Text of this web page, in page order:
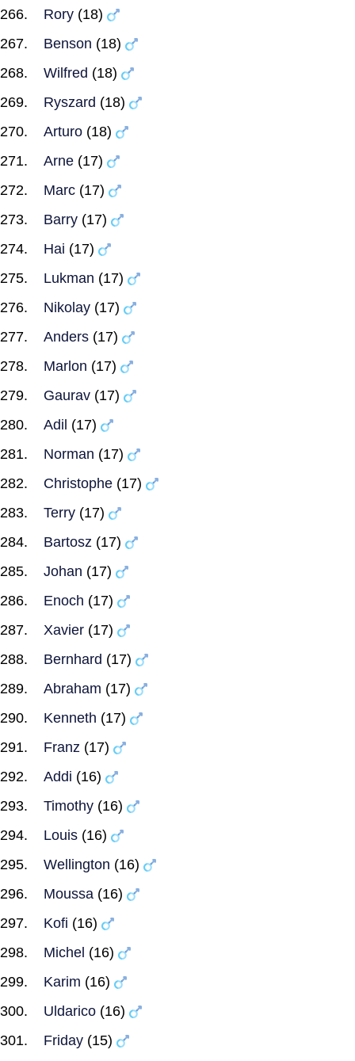
Rory (18)
Benson (18)
Wilfred (18)
Ryszard (18)
Arturo (18)
Arne (17)
Marc (17)
Barry (17)
Hai (17)
Lukman (17)
Nikolay (17)
Anders (17)
Marlon (17)
Gaurav (17)
Adil (17)
Norman (17)
Christophe (17)
Terry (17)
Bartosz (17)
Johan (17)
Enoch (17)
Xavier (17)
Bernhard (17)
Abraham (17)
Kenneth (17)
Franz (17)
Addi (16)
Timothy (16)
Louis (16)
Wellington (16)
Moussa (16)
Kofi (16)
Michel (16)
Karim (16)
Uldarico (16)
Friday (15)